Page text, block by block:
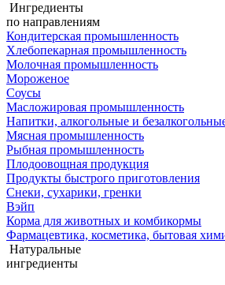
Ингредиенты
по направлениям
Кондитерская промышленность
Хлебопекарная промышленность
Молочная промышленность
Мороженое
Соусы
Масложировая промышленность
Напитки, алкогольные и
Мясная промышленность
Рыбная промышленность
Плодоовощная продукция
Продукты быстрого приготовления
Снеки, сухарики, гренки
Вэйп
Корма для животных и комбикормы
Фармацевтика, косметика, бытовая
Натуральные
ингредиенты